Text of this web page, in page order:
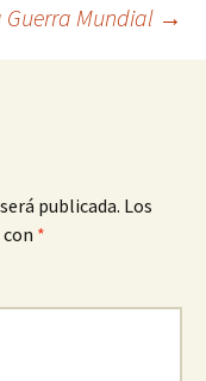
Mundial →
publicada. Los
*